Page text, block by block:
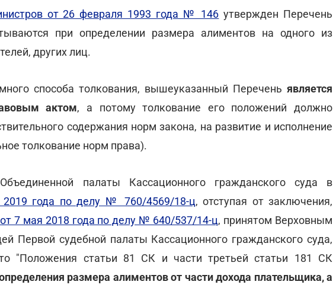
от 26 февраля 1993 года № 146 утвержден Перечень
при определении размера алиментов на одного из
других лиц.
способа толкования, вышеуказанный Перечень является
актом, а потому толкование его положений должно
содержания норм закона, на развитие и исполнение
толкование норм права).
палаты Кассационного гражданского суда в
2019 года по делу № 760/4569/18-ц, отступая от заключения,
7 мая 2018 года по делу № 640/537/14-ц, принятом Верховным
Первой судебной палаты Кассационного гражданского суда,
"Положения статьи 81 СК и части третьей статьи 181 СК
размера алиментов от части дохода плательщика, а